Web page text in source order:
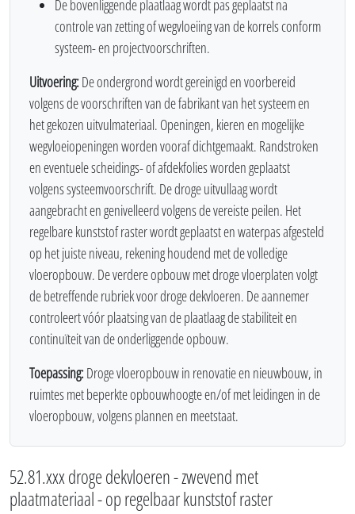
De bovenliggende plaatlaag wordt pas geplaatst na
controle van zetting of wegvloeiing van de korrels conform
systeem- en projectvoorschriften.
Uitvoering:De ondergrond wordt gereinigd en voorbereid
volgens de voorschriften van de fabrikant van het systeem en
het gekozen uitvulmateriaal. Openingen, kieren en mogelijke
wegvloeiopeningen worden vooraf dichtgemaakt. Randstroken
en eventuele scheidings- of afdekfolies worden geplaatst
volgens systeemvoorschrift. De droge uitvullaag wordt
aangebracht en genivelleerd volgens de vereiste peilen. Het
regelbare kunststof raster wordt geplaatst en waterpas afgesteld
op het juiste niveau, rekening houdend met de volledige
vloeropbouw. De verdere opbouw met droge vloerplaten volgt
de betreffende rubriek voor droge dekvloeren. De aannemer
controleert vóór plaatsing van de plaatlaag de stabiliteit en
continuïteit van de onderliggende opbouw.
Toepassing:Droge vloeropbouw in renovatie en nieuwbouw, in
ruimtes met beperkte opbouwhoogte en/of met leidingen in de
vloeropbouw, volgens plannen en meetstaat.
52.81.xxx droge dekvloeren - zwevend met
plaatmateriaal - op regelbaar kunststof raster